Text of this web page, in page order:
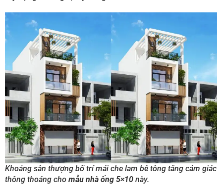
Khoảng sân thượng bố trí mái che lam bê tông tăng cảm giác
thông thoáng cho mẫu nhà ống 5×10 này.